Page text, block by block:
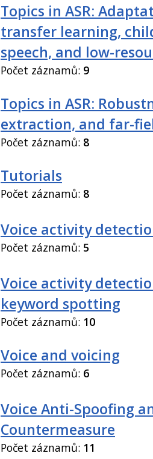
Topics in ASR:
transfer learning,
speech, and low-
Počet záznamů: 9
Topics in ASR:
extraction, and far-
Počet záznamů: 8
Tutorials
Počet záznamů: 8
Voice activity
Počet záznamů: 5
Voice activity
keyword spotting
Počet záznamů: 10
Voice and voicing
Počet záznamů: 6
Voice Anti-Spoofing
Countermeasure
Počet záznamů: 11